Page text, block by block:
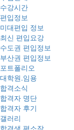
수강시간
편입정보
미대편입 정보
최신 편입요강
수도권 편입정보
부산권 편입정보
포트폴리오
대학원.임용
합격소식
합격자 명단
합격자 후기
갤러리
합격생 평소작